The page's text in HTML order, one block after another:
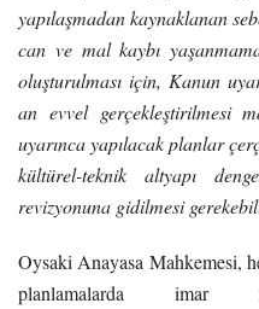
yapılaşmadan kaynaklanan
can ve mal kaybı
oluşturulması için, Kanun
an evvel gerçekleştirilmesi
uyarınca yapılacak planlar
kültürel-teknik altyapı
revizyonuna gidilmesi
Oysaki Anayasa Mahkemesi,
planlamalarda imar